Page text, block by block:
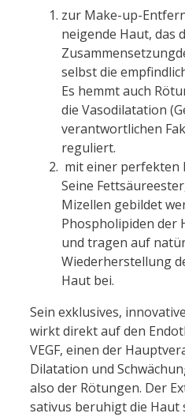
zur Make-up-
neigende Haut, das
selbst die
Es hemmt auch
die Vasodilatation
verantwortlichen
reguliert.
mit einer perfekten
Seine
Mizellen gebildet
Phospholipiden der
und tragen auf
Wiederherstellung
Haut bei.
Sein exklusives,
wirkt direkt auf den
VEGF, einen der
Dilatation und
also der Rötungen. Der
sativus beruhigt die Haut